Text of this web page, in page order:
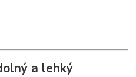
a lehký